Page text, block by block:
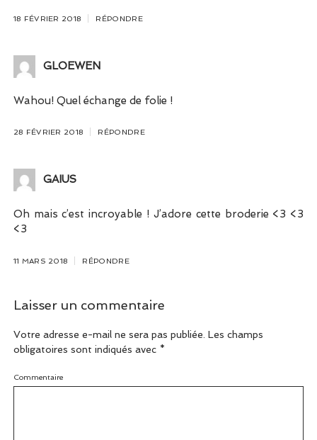
18 FÉVRIER 2018 RÉPONDRE
GLOEWEN
Wahou! Quel échange de folie !
28 FÉVRIER 2018 RÉPONDRE
GAIUS
Oh mais c’est incroyable ! J’adore cette broderie <3 <3
<3
11 MARS 2018 RÉPONDRE
Laisser un commentaire
Votre adresse e-mail ne sera pas publiée. Les champs
obligatoires sont indiqués avec *
Commentaire